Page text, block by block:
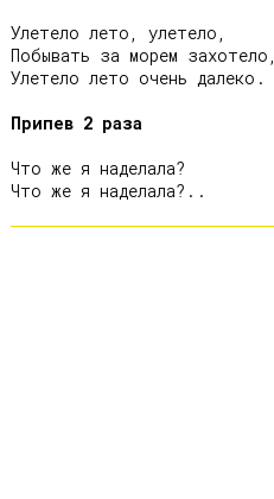
Улетело лето, улетело,
Побывать за морем захотело,
Улетело лето очень далеко.
Припев 2 раза
Что же я наделала?